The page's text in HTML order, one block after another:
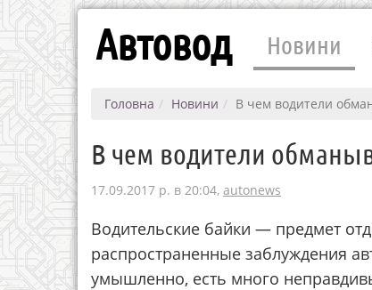
Автовод Новини
Головна Новини В чем водители
В чем водители
17.09.2017 р. в 20:04, autonews
Водительские байки — предмет
распространенные заблуждения
умышленно, есть много